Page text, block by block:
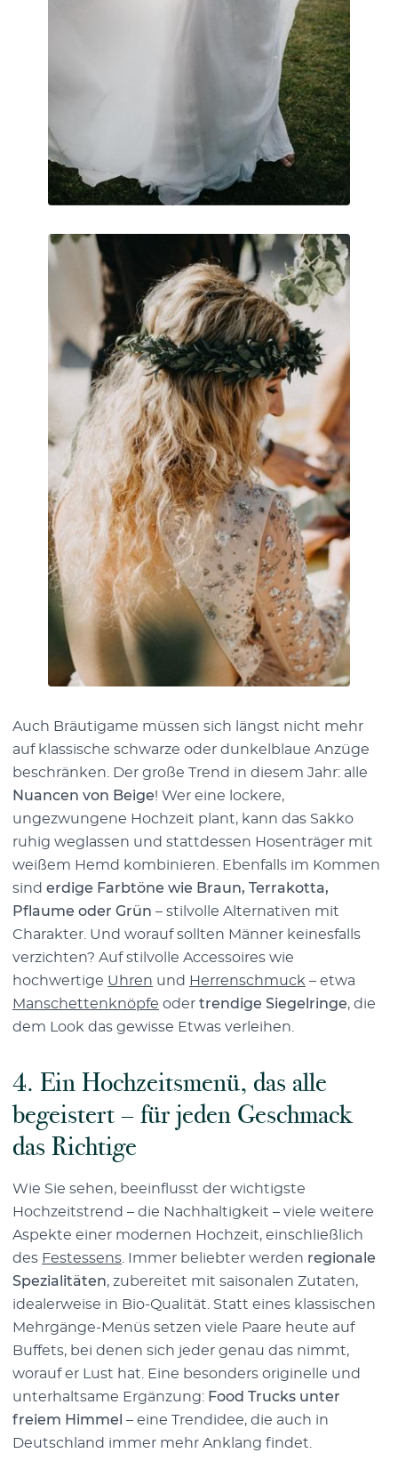
Auch Bräutigame müssen sich längst nicht mehr
auf klassische schwarze oder dunkelblaue Anzüge
beschränken. Der große Trend in diesem Jahr: alle
Nuancen von Beige! Wer eine lockere,
ungezwungene Hochzeit plant, kann das Sakko
ruhig weglassen und stattdessen Hosenträger mit
weißem Hemd kombinieren. Ebenfalls im Kommen
sind erdige Farbtöne wie Braun, Terrakotta,
Pflaume oder Grün – stilvolle Alternativen mit
Charakter. Und worauf sollten Männer keinesfalls
verzichten? Auf stilvolle Accessoires wie
hochwertige Uhren und Herrenschmuck – etwa
Manschettenknöpfe oder trendige Siegelringe, die
dem Look das gewisse Etwas verleihen.
4. Ein Hochzeitsmenü, das alle
begeistert – für jeden Geschmack
das Richtige
Wie Sie sehen, beeinflusst der wichtigste
Hochzeitstrend – die Nachhaltigkeit – viele weitere
Aspekte einer modernen Hochzeit, einschließlich
des Festessens . Immer beliebter werden regionale
Spezialitäten, zubereitet mit saisonalen Zutaten,
idealerweise in Bio-Qualität. Statt eines klassischen
Mehrgänge-Menüs setzen viele Paare heute auf
Buffets, bei denen sich jeder genau das nimmt,
worauf er Lust hat. Eine besonders originelle und
unterhaltsame Ergänzung: Food Trucks unter
freiem Himmel – eine Trendidee, die auch in
Deutschland immer mehr Anklang findet.